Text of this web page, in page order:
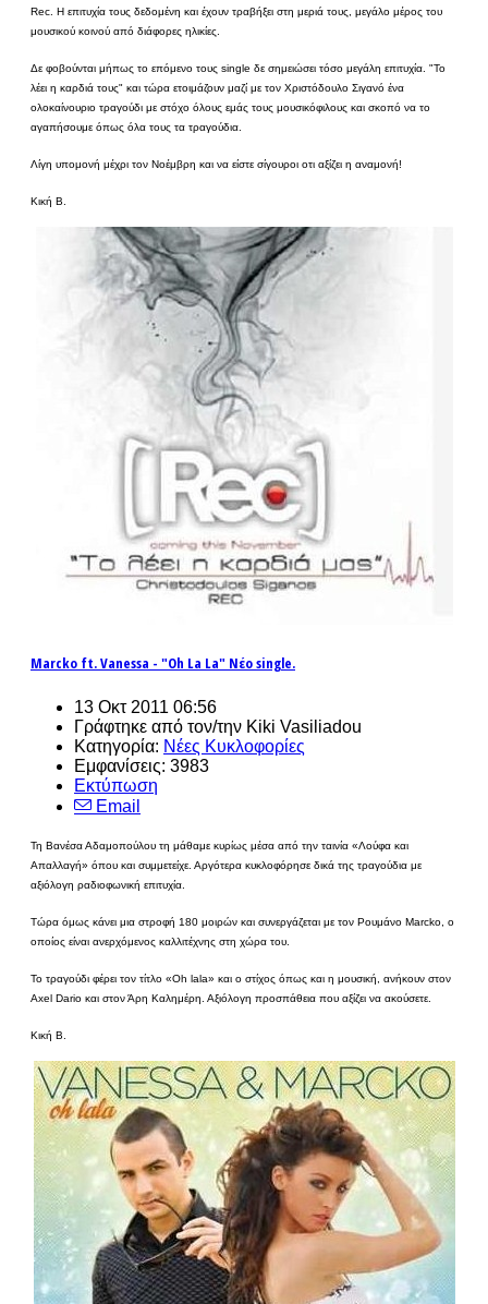
Rec. Η επιτυχία τους δεδομένη και έχουν τραβήξει στη μεριά τους, μεγάλο μέρος του
μουσικού κοινού από διάφορες ηλικίες.
Δε φοβούνται μήπως το επόμενο τους single δε σημειώσει τόσο μεγάλη επιτυχία. "Το
λέει η καρδιά τους" και τώρα ετοιμάζουν μαζί με τον Χριστόδουλο Σιγανό ένα
ολοκαίνουριο τραγούδι με στόχο όλους εμάς τους μουσικόφιλους και σκοπό να το
αγαπήσουμε όπως όλα τους τα τραγούδια.
Λίγη υπομονή μέχρι τον Νοέμβρη και να είστε σίγουροι οτι αξίζει η αναμονή!
Κική Β.
Marcko ft. Vanessa - "Oh La La" Νέο single.
13 Οκτ 2011 06:56
Γράφτηκε από τον/την Kiki Vasiliadou
Κατηγορία: Νέες Κυκλοφορίες
Εμφανίσεις: 3983
Εκτύπωση
Email
Τη Βανέσα Αδαμοπούλου τη μάθαμε κυρίως μέσα από την ταινία «Λούφα και
Απαλλαγή» όπου και συμμετείχε. Αργότερα κυκλοφόρησε δικά της τραγούδια με
αξιόλογη ραδιοφωνική επιτυχία.
Τώρα όμως κάνει μια στροφή 180 μοιρών και συνεργάζεται με τον Ρουμάνο Marcko, ο
οποίος είναι ανερχόμενος καλλιτέχνης στη χώρα του.
Το τραγούδι φέρει τον τίτλο «Oh lala» και ο στίχος όπως και η μουσική, ανήκουν στον
Axel Dario και στον Άρη Καλημέρη. Αξιόλογη προσπάθεια που αξίζει να ακούσετε.
Κική Β.